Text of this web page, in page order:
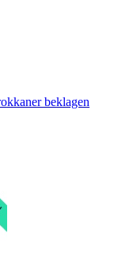
beklagen